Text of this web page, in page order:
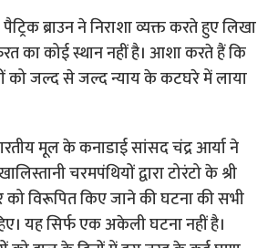
ब्राउन ने निराशा व्यक्त करते हुए लिखा
का कोई स्थान नहीं है। आशा करते हैं कि
को जल्द से जल्द न्याय के कटघरे में लाया
मूल के कनाडाई सांसद चंद्र आर्या ने
चरमपंथियों द्वारा टोरंटो के श्री
को विरूपित किए जाने की घटना की सभी
यह सिर्फ एक अकेली घटना नहीं है।